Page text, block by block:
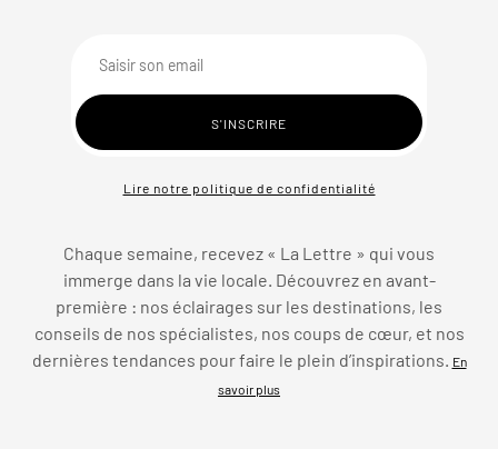
Lire notre politique de confidentialité
Chaque semaine, recevez « La Lettre » qui vous
immerge dans la vie locale. Découvrez en avant-
première : nos éclairages sur les destinations, les
conseils de nos spécialistes, nos coups de cœur, et nos
dernières tendances pour faire le plein d’inspirations.
En
savoir plus